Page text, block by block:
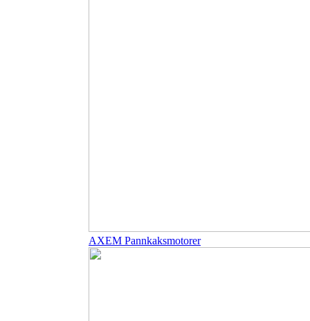
AXEM Pannkaksmotorer